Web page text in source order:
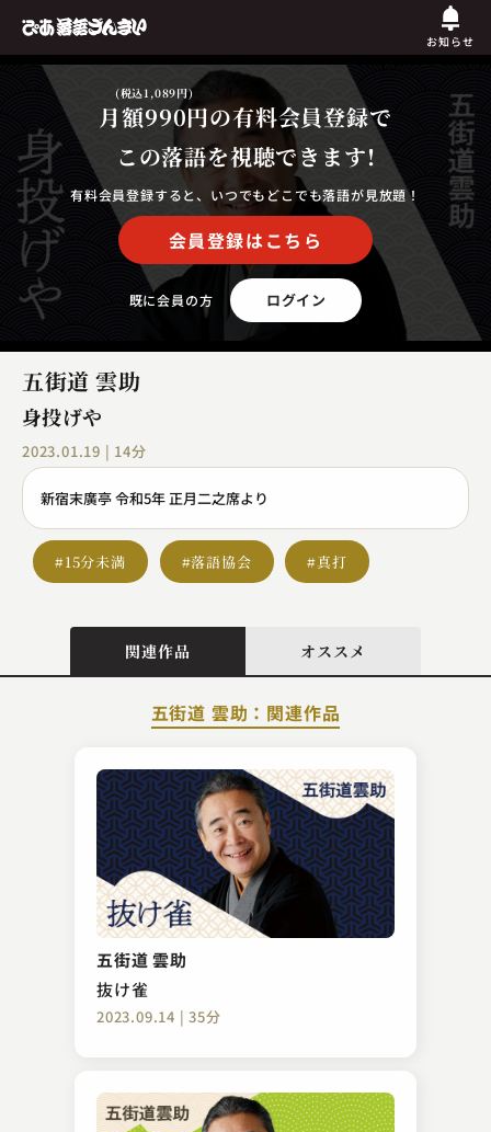
お知らせ
月額990円
(税込1,089円)
の有料会員登録で
この落語を視聴できます!
有料会員登録すると、いつでもどこでも落語が見放題！
会員登録はこちら
既に会員の方 ログイン
五街道 雲助
身投げや
2023.01.19 | 14分
新宿末廣亭 令和5年 正月二之席より
#15分未満 #落語協会 #真打
関連作品 オススメ
五街道 雲助：関連作品
五街道 雲助
抜け雀
2023.09.14 | 35分
昔昔亭 桃之助
熊の皮
2025.02.16 | 13分